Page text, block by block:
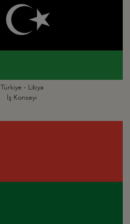
Türkiye - Libya
İş Konseyi